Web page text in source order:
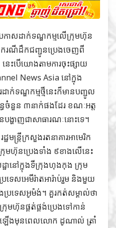
រកាសដាក់ទណ្ឌកម្មលើក្រុមហ៊ុន
រណីដឹកជញ្ជូនប្រេងចេញពី
ះបើយោងតាមការចុះផ្សាយ
News Asiaនៅក្នុង
ាក់ទណ្ឌកម្មថ្មីនេះក៏មានបញ្ជូល
ធចំនួន ៣នាក់ផងដែរ ខណៈអត្ត
ហាញជាសាធារណៈនោះទេ។
មន្ត្រីក្រសួងរតនាគារអាមេរិក
មហ៊ុនប្រេងទាំង ៩ខាងលើនេះ
ានៅក្នុងទីក្រុងហុងកុង ក្រុម
េសអេមីរ៉ាតអារ៉ាប់រួម និងមួយ
ប្រទេសអូម៉ង់។ គួរកត់សម្គាល់ថា
មហ៊ុនផ្គត់ផ្គង់ប្រេងទៅកាន់
ឡើងមុនពេលលោក ដូណាល់ ត្រាំ